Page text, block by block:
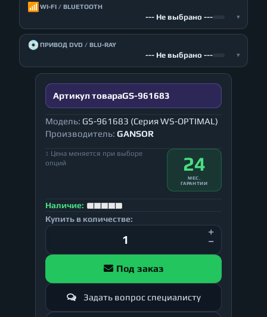
📶 WI-FI / BLUETOOTH
--- Не выбрано --- ▾
💿ПРИВОД DVD / BLU-RAY
--- Не выбрано --- ▾
Артикул товараGS-961683
Модель: GS-961683 (Серия WS-OPTIMAL)
Производитель: GANSOR
↕ Цена меняется при выборе
опций
24
МЕС.
ГАРАНТИИ
Наличие:
Купить в количестве:
Под заказ
Задать вопрос специалисту